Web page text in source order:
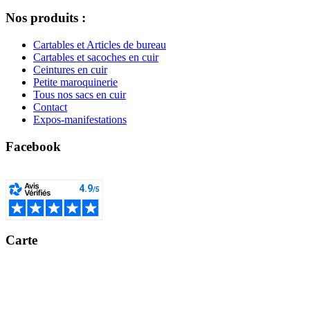
Nos produits :
Cartables et Articles de bureau
Cartables et sacoches en cuir
Ceintures en cuir
Petite maroquinerie
Tous nos sacs en cuir
Contact
Expos-manifestations
Facebook
Carte